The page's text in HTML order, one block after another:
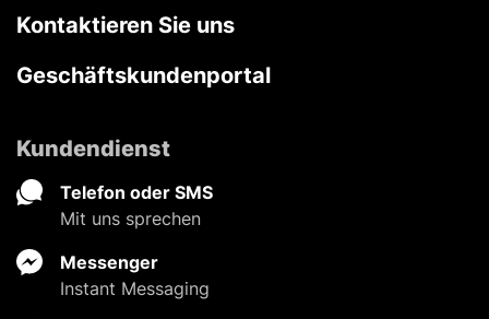
Kontaktieren Sie uns
Geschäftskundenportal
Kundendienst
Telefon oder SMS
Mit uns sprechen
Messenger
Instant Messaging